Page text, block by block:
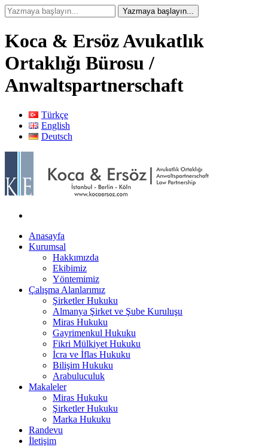
Koca & Ersöz Avukatlık
Ortaklığı Bürosu /
Anwaltspartnerschaft
Türkçe
English
Deutsch
Anasayfa
Kurumsal
Hakkımızda
Ekibimiz
Yöntemimiz
Çalışma Alanlarımız
Şirketler Hukuku
Almanya Şirket ve Şube Kuruluşu
Miras Hukuku
Gayrimenkul Hukuku
Fikri Mülkiyet Hukuku
İcra ve İflas Hukuku
Bilişim Hukuku
Arabuluculuk
Makaleler
Miras Hukuku
Şirketler Hukuku
Marka Hukuku
Randevu
İletişim